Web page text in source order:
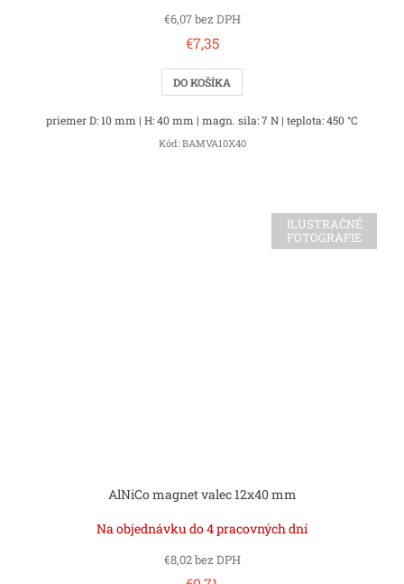
€6,07 bez DPH
€7,35
DO KOŠÍKA
priemer D: 10 mm | H: 40 mm | magn. sila: 7 N | teplota: 450 °C
Kód: BAMVA10X40
ILUSTRAČNÉ
FOTOGRAFIE
AlNiCo magnet valec 12x40 mm
Na objednávku do 4 pracovných dní
€8,02 bez DPH